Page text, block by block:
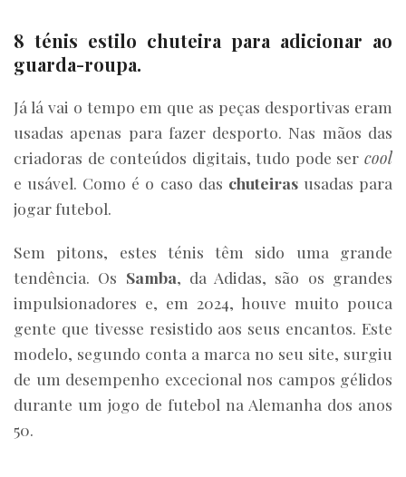
8 ténis estilo chuteira para adicionar ao
guarda-roupa.
Já lá vai o tempo em que as peças desportivas eram
usadas apenas para fazer desporto. Nas mãos das
criadoras de conteúdos digitais, tudo pode ser cool
e usável. Como é o caso das chuteirasusadas para
jogar futebol.
Sem pitons, estes ténis têm sido uma grande
tendência. Os Samba, da Adidas, são os grandes
impulsionadores e, em 2024, houve muito pouca
gente que tivesse resistido aos seus encantos. Este
modelo, segundo conta a marca no seu site, surgiu
de um desempenho excecional nos campos gélidos
durante um jogo de futebol na Alemanha dos anos
50.